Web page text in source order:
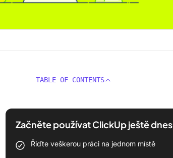
TABLE OF CONTENTS
Začněte používat ClickUp ještě dnes
Řiďte veškerou práci na jednom místě